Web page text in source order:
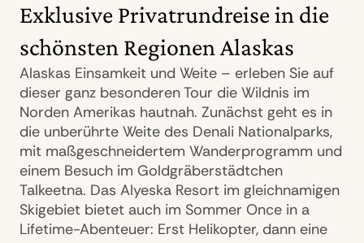
Exklusive Privatrundreise in die
schönsten Regionen Alaskas
Alaskas Einsamkeit und Weite – erleben Sie auf
dieser ganz besonderen Tour die Wildnis im
Norden Amerikas hautnah. Zunächst geht es in
die unberührte Weite des Denali Nationalparks,
mit maßgeschneidertem Wanderprogramm und
einem Besuch im Goldgräberstädtchen
Talkeetna. Das Alyeska Resort im gleichnamigen
Skigebiet bietet auch im Sommer Once in a
Lifetime-Abenteuer: Erst Helikopter, dann eine